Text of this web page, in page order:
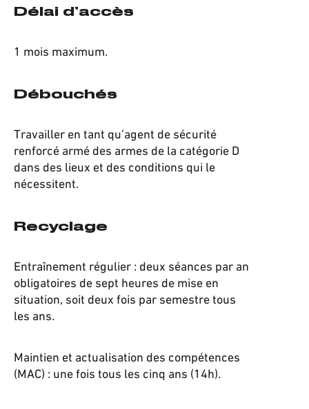
Délai d’accès
1 mois maximum.
Débouchés
Travailler en tant qu’agent de sécurité
renforcé armé des armes de la catégorie D
dans des lieux et des conditions qui le
nécessitent.
Recyclage
Entraînement régulier : deux séances par an
obligatoires de sept heures de mise en
situation, soit deux fois par semestre tous
les ans.
Maintien et actualisation des compétences
(MAC) : une fois tous les cinq ans (14h).